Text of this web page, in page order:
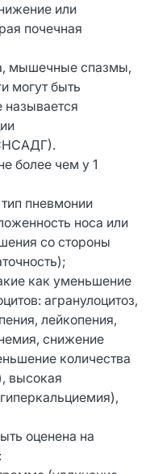
или
почечная
мышечные спазмы,
могут быть
называется
более чем у 1
пневмонии
носа или
со стороны
как уменьшение
агранулоцитоз,
лейкопения,
снижение
количества
высокая
оценена на